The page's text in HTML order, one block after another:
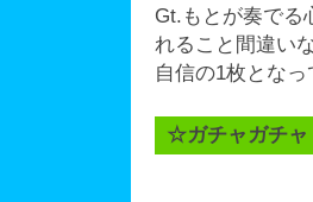
Gt.もとが奏でる
れること間違い
自信の1枚とな
☆ガチャガチャ